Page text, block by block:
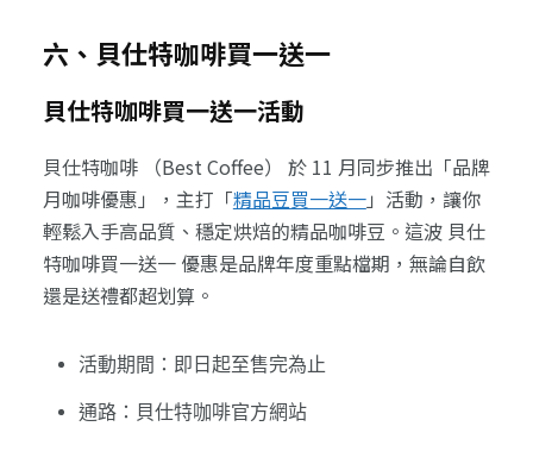
六、貝仕特咖啡買一送一
貝仕特咖啡買一送一活動
貝仕特咖啡 （Best Coffee） 於 11 月同步推出「品牌
月咖啡優惠」，主打「精品豆買一送一」活動，讓你
輕鬆入手高品質、穩定烘焙的精品咖啡豆。這波 貝仕
特咖啡買一送一 優惠是品牌年度重點檔期，無論自飲
還是送禮都超划算。
活動期間：即日起至售完為止
通路：貝仕特咖啡官方網站